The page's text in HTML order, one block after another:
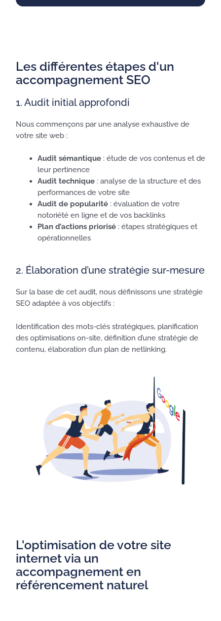
Les différentes étapes d'un
accompagnement SEO
1. Audit initial approfondi
Nous commençons par une analyse exhaustive de
votre site web :
Audit sémantique: étude de vos contenus et de
leur pertinence
Audit technique: analyse de la structure et des
performances de votre site
Audit de popularité: évaluation de votre
notoriété en ligne et de vos backlinks
Plan d’actions priorisé: étapes stratégiques et
opérationnelles
2. Élaboration d’une stratégie sur-mesure
Sur la base de cet audit, nous définissons une stratégie
SEO adaptée à vos objectifs :
Identification des mots-clés stratégiques, planification
des optimisations on-site, définition d’une stratégie de
contenu, élaboration d’un plan de netlinking.
L'optimisation de votre site
internet via un
accompagnement en
référencement naturel